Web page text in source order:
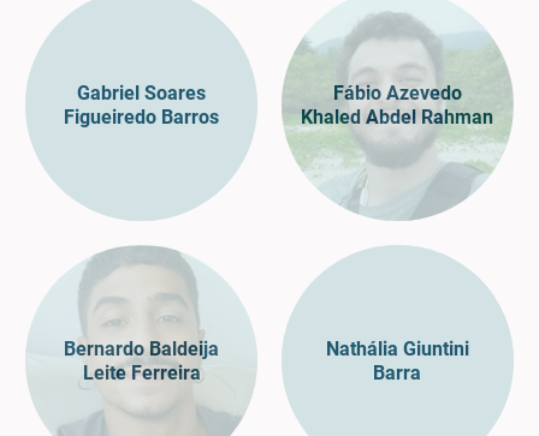
Gabriel Soares
Figueiredo Barros
Fábio Azevedo
Khaled Abdel Rahman
Bernardo Baldeija
Leite Ferreira
Nathália Giuntini
Barra